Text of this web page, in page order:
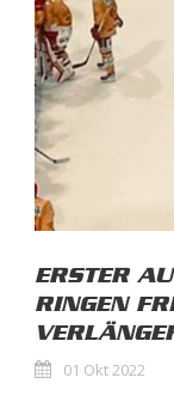
ERSTER
RINGEN
01 Okt 2022